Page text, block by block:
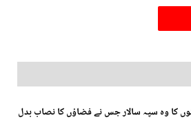
کا وہ سپہ سالار جس نے فضاؤں کا نصاب بدل